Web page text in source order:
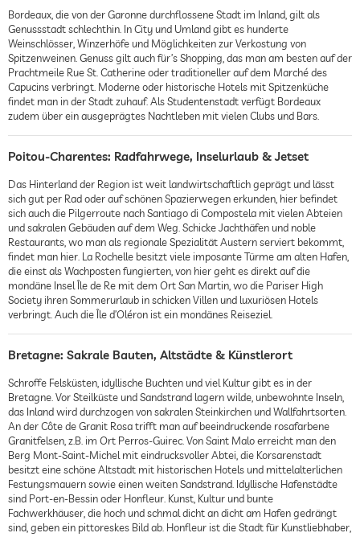
Bordeaux, die von der Garonne durchflossene Stadt im Inland, gilt als
Genussstadt schlechthin. In City und Umland gibt es hunderte
Weinschlösser, Winzerhöfe und Möglichkeiten zur Verkostung von
Spitzenweinen. Genuss gilt auch für’s Shopping, das man am besten auf der
Prachtmeile Rue St. Catherine oder traditioneller auf dem Marché des
Capucins verbringt. Moderne oder historische Hotels mit Spitzenküche
findet man in der Stadt zuhauf. Als Studentenstadt verfügt Bordeaux
zudem über ein ausgeprägtes Nachtleben mit vielen Clubs und Bars.
Poitou-Charentes: Radfahrwege, Inselurlaub & Jetset
Das Hinterland der Region ist weit landwirtschaftlich geprägt und lässt
sich gut per Rad oder auf schönen Spazierwegen erkunden, hier befindet
sich auch die Pilgerroute nach Santiago di Compostela mit vielen Abteien
und sakralen Gebäuden auf dem Weg. Schicke Jachthäfen und noble
Restaurants, wo man als regionale Spezialität Austern serviert bekommt,
findet man hier. La Rochelle besitzt viele imposante Türme am alten Hafen,
die einst als Wachposten fungierten, von hier geht es direkt auf die
mondäne Insel Île de Re mit dem Ort San Martin, wo die Pariser High
Society ihren Sommerurlaub in schicken Villen und luxuriösen Hotels
verbringt. Auch die Île d’Oléron ist ein mondänes Reiseziel.
Bretagne: Sakrale Bauten, Altstädte & Künstlerort
Schroffe Felsküsten, idyllische Buchten und viel Kultur gibt es in der
Bretagne. Vor Steilküste und Sandstrand lagern wilde, unbewohnte Inseln,
das Inland wird durchzogen von sakralen Steinkirchen und Wallfahrtsorten.
An der Côte de Granit Rosa trifft man auf beeindruckende rosafarbene
Granitfelsen, z.B. im Ort Perros-Guirec. Von Saint Malo erreicht man den
Berg Mont-Saint-Michel mit eindrucksvoller Abtei, die Korsarenstadt
besitzt eine schöne Altstadt mit historischen Hotels und mittelalterlichen
Festungsmauern sowie einen weiten Sandstrand. Idyllische Hafenstädte
sind Port-en-Bessin oder Honfleur. Kunst, Kultur und bunte
Fachwerkhäuser, die hoch und schmal dicht an dicht am Hafen gedrängt
sind, geben ein pittoreskes Bild ab. Honfleur ist die Stadt für Kunstliebhaber,